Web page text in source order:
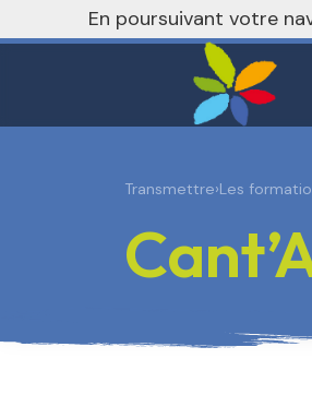
nivo_2026: 1
Transmettre›Les
En poursuivant votre